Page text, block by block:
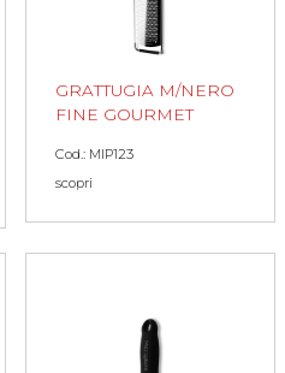
GRATTUGIA M/NERO
FINE GOURMET
Cod.: MIP123
scopri